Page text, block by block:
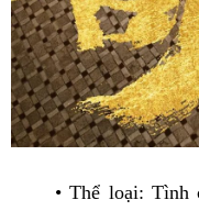
• Thể loại: Tình